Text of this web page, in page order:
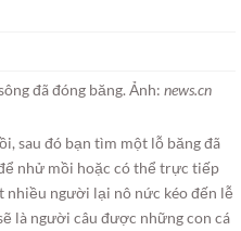
đã đóng băng. Ảnh:news.cn
sau đó bạn tìm một lỗ băng đã
nhử mồi hoặc có thể trực tiếp
nhiều người lại nô nức kéo đến lễ
là người câu được những con cá